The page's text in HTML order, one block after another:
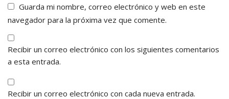
Guarda mi nombre, correo electrónico y web en este
navegador para la próxima vez que comente.
Recibir un correo electrónico con los siguientes comentarios
a esta entrada.
Recibir un correo electrónico con cada nueva entrada.